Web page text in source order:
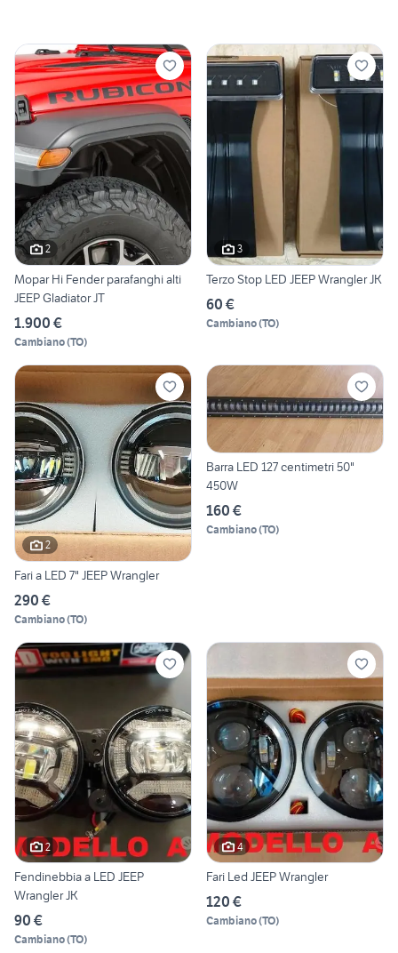
2
Mopar Hi Fender parafanghi alti
JEEP Gladiator JT
1.900 €
Cambiano(TO)
3
Terzo Stop LED JEEP Wrangler JK
60 €
Cambiano(TO)
2
Fari a LED 7" JEEP Wrangler
290 €
Cambiano(TO)
Barra LED 127 centimetri 50"
450W
160 €
Cambiano(TO)
2
Fendinebbia a LED JEEP
Wrangler JK
90 €
Cambiano(TO)
4
Fari Led JEEP Wrangler
120 €
Cambiano(TO)